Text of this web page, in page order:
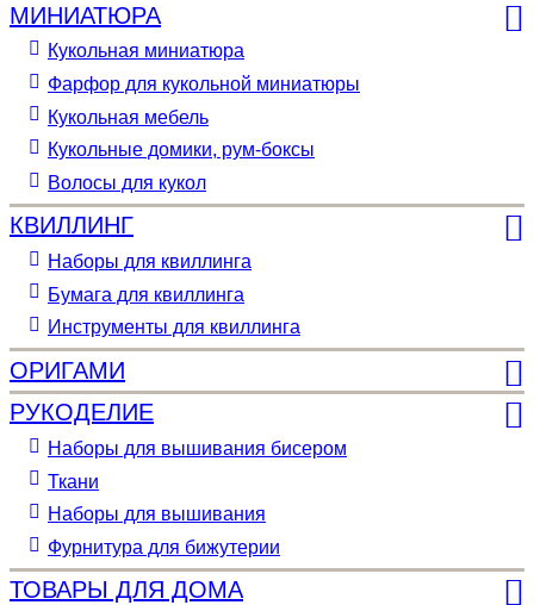
МИНИАТЮРА
Кукольная миниатюра
Фарфор для кукольной миниатюры
Кукольная мебель
Кукольные домики, рум-боксы
Волосы для кукол
КВИЛЛИНГ
Наборы для квиллинга
Бумага для квиллинга
Инструменты для квиллинга
ОРИГАМИ
РУКОДЕЛИЕ
Наборы для вышивания бисером
Ткани
Наборы для вышивания
Фурнитура для бижутерии
ТОВАРЫ ДЛЯ ДОМА